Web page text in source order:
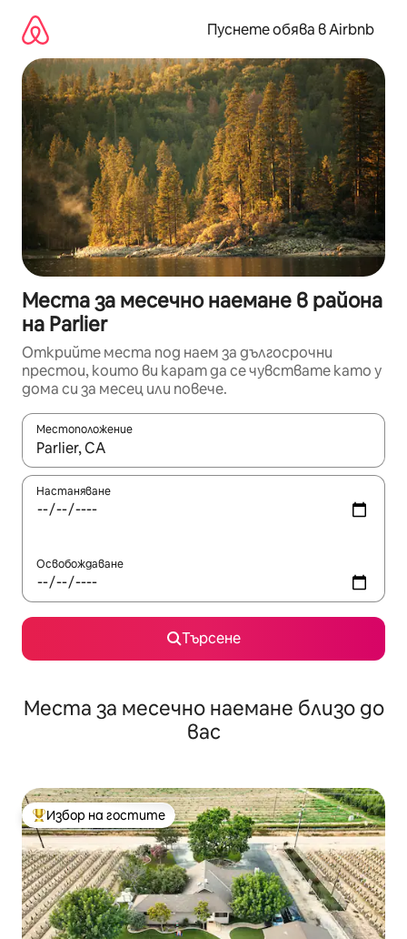
съдържанието
Пуснете обява в Airbnb
Места за месечно наемане в района
на Parlier
Открийте места под наем за дългосрочни
престои, които ви карат да се чувствате като у
дома си за месец или повече.
Местоположение
Когато резултатите се покажат, използвайте
Настаняване
Освобождаване
Търсене
Места за месечно наемане близо до
вас
Най-популярен избор на гостите
Избор на гостите